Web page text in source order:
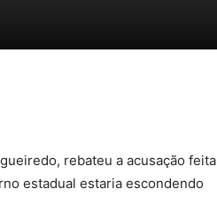
rebateu a acusação feita
estadual estaria escondendo